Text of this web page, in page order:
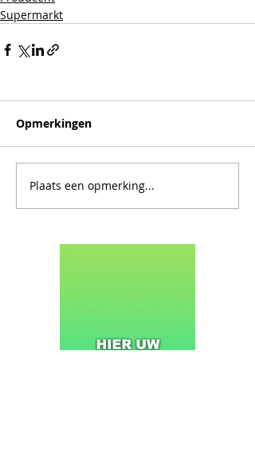
Supermarkt
Opmerkingen
Plaats een opmerking...